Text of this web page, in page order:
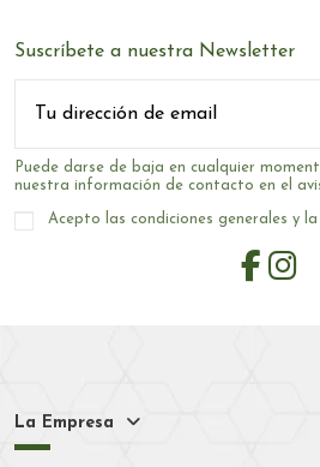
Suscríbete a nuestra Newsletter
Puede darse de baja en cualquier
nuestra información de contacto en el
Acepto las condiciones generales y
La Empresa